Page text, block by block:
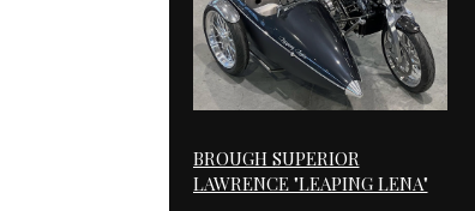
BROUGH SUPERIOR
LAWRENCE "LEAPING LENA"